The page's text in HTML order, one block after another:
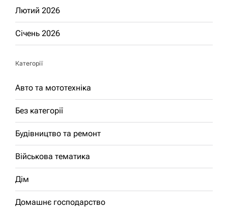
Лютий 2026
Січень 2026
Категорії
Авто та мототехніка
Без категорії
Будівництво та ремонт
Військова тематика
Дім
Домашнє господарство